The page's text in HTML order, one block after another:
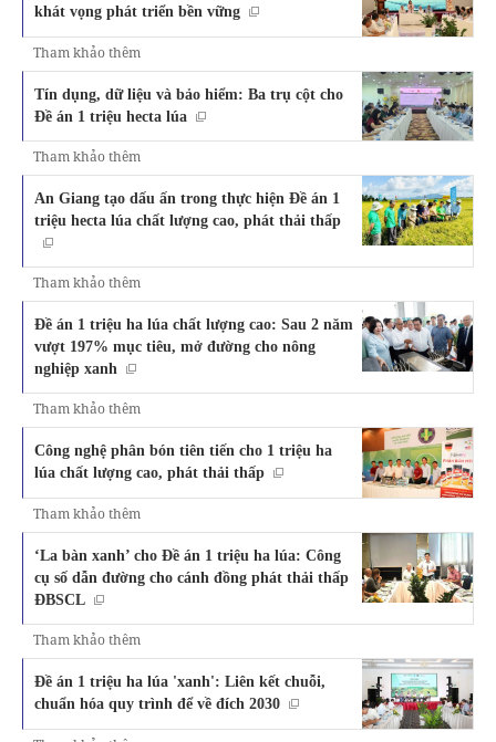
khát vọng phát triển bền vững
Tham khảo thêm
Tín dụng, dữ liệu và bảo hiểm: Ba trụ cột cho
Đề án 1 triệu hecta lúa
Tham khảo thêm
An Giang tạo dấu ấn trong thực hiện Đề án 1
triệu hecta lúa chất lượng cao, phát thải thấp
Tham khảo thêm
Đề án 1 triệu ha lúa chất lượng cao: Sau 2 năm
vượt 197% mục tiêu, mở đường cho nông
nghiệp xanh
Tham khảo thêm
Công nghệ phân bón tiên tiến cho 1 triệu ha
lúa chất lượng cao, phát thải thấp
Tham khảo thêm
‘La bàn xanh’ cho Đề án 1 triệu ha lúa: Công
cụ số dẫn đường cho cánh đồng phát thải thấp
ĐBSCL
Tham khảo thêm
Đề án 1 triệu ha lúa 'xanh': Liên kết chuỗi,
chuẩn hóa quy trình để về đích 2030